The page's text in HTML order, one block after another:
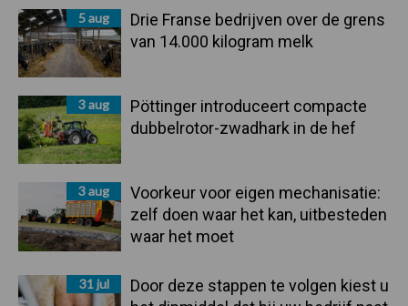
5 aug
Drie Franse bedrijven over de grens
van 14.000 kilogram melk
3 aug
Pöttinger introduceert compacte
dubbelrotor-zwadhark in de hef
3 aug
Voorkeur voor eigen mechanisatie:
zelf doen waar het kan, uitbesteden
waar het moet
31 jul
Door deze stappen te volgen kiest u